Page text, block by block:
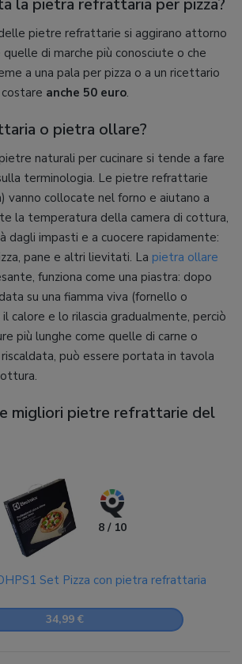
pietre refrattarie si aggirano attorno
di marche più conosciute o che
a una pala per pizza o a un ricettario
anche 50 euro.
o pietra ollare?
naturali per cucinare si tende a fare
terminologia. Le pietre refrattarie
vanno collocate nel forno e aiutano a
la temperatura della camera di cottura,
dagli impasti e a cuocere rapidamente:
pane e altri lievitati. La pietra ollare
funziona come una piastra: dopo
su una fiamma viva (fornello o
il calore e lo rilascia gradualmente, perciò
più lunghe come quelle di carne o
può essere portata in tavola
migliori pietre refrattarie del
8 / 10
Set Pizza con pietra refrattaria
34,99 €